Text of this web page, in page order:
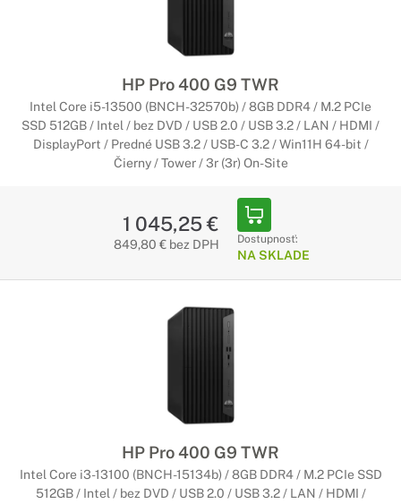
HP Pro 400 G9 TWR
Intel Core i5-13500 (BNCH-32570b) / 8GB DDR4 / M.2 PCIe
SSD 512GB / Intel / bez DVD / USB 2.0 / USB 3.2 / LAN / HDMI /
DisplayPort / Predné USB 3.2 / USB-C 3.2 / Win11H 64-bit /
Čierny / Tower / 3r (3r) On-Site
1 045,25 €
849,80 € bez DPH Dostupnosť:
NA SKLADE
HP Pro 400 G9 TWR
Intel Core i3-13100 (BNCH-15134b) / 8GB DDR4 / M.2 PCIe SSD
512GB / Intel / bez DVD / USB 2.0 / USB 3.2 / LAN / HDMI /